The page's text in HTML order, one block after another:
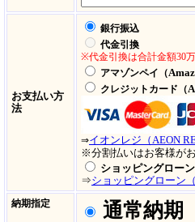
お支払い方
法
銀行振込
代金引換
※代金引換は合計金額30
アマゾンペイ（
クレジットカード（
⇒イオンレジ（AEON
※分割払いはお客様が
ショッピングローン
⇒ショッピングローン
納期指定 通常納期